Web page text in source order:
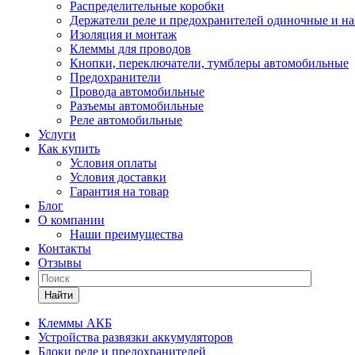
Распределительные коробки
Держатели реле и предохранителей одиночные и
Изоляция и монтаж
Клеммы для проводов
Кнопки, переключатели, тумблеры автомобильные
Предохранители
Провода автомобильные
Разъемы автомобильные
Реле автомобильные
Услуги
Как купить
Условия оплаты
Условия доставки
Гарантия на товар
Блог
О компании
Наши преимущества
Контакты
Отзывы
Найти
Клеммы АКБ
Устройства развязки аккумуляторов
Блоки реле и предохранителей